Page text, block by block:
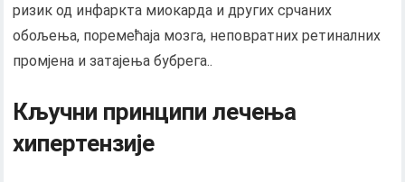
ризик од инфаркта миокарда и других срчаних
обољења, поремећаја мозга, неповратних ретиналних
промјена и затајења бубрега..
Кључни принципи лечења
хипертензије